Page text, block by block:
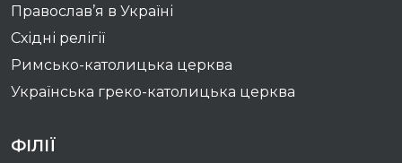
Православ’я в Україні
Східні релігії
Римсько-католицька церква
Українська греко-католицька церква
ФІЛІЇ